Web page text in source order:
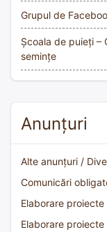
Grupul de
Școala de puieți –
semințe
Anunțuri
Alte anunțuri /
Comunicări
Elaborare
Elaborare